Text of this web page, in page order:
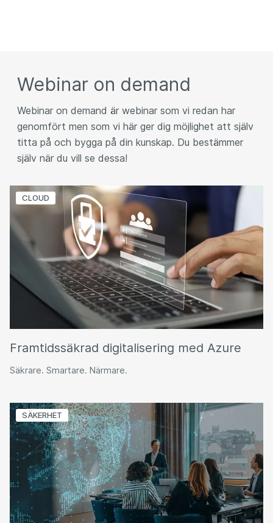
Webinar on demand
Webinar on demand är webinar som vi redan har
genomfört men som vi här ger dig möjlighet att själv
titta på och bygga på din kunskap. Du bestämmer
själv när du vill se dessa!
CLOUD
Framtidssäkrad digitalisering med Azure
Säkrare. Smartare. Närmare.
SÄKERHET